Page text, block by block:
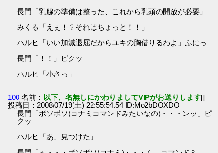
長門「乳腺の準備は整った、これから乳頭の開放が必要」
みくる「えぇ！？それはちょっと！！」
ハルヒ「いい加減退屈だからユキの胸借りるわよ」ふにっ
長門「！！」ピクッ
ハルヒ「小さっ」
100 名前： 以下、名無しにかわりましてVIPがお送りします[]
投稿日：2008/07/19(土) 22:55:54.54 ID:Mo2bDOXDO
長門「ボソボソ(コナミコマンドみたいなの)・・・ンッ」ピ
クッ
ハルヒ「あ、見つけた」